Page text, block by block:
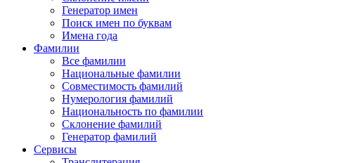
Генератор имен
Поиск имен по буквам
Имена года
Фамилии
Все фамилии
Национальные фамилии
Совместимость фамилий
Нумерология фамилий
Национальность по фамилии
Склонение фамилий
Генератор фамилий
Сервисы